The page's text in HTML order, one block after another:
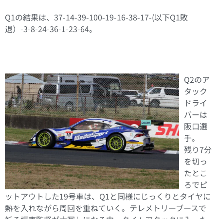
Q1の結果は、37-14-39-100-19-16-38-17-(以下Q1敗
退）-3-8-24-36-1-23-64。
Q2のア
タック
ドライ
バーは
阪口選
手。
残り7分
を切っ
たとこ
ろでピ
ットアウトした19号車は、Q1と同様にじっくりとタイヤに
熱を入れながら周回を重ねていく。テレメトリーブースで